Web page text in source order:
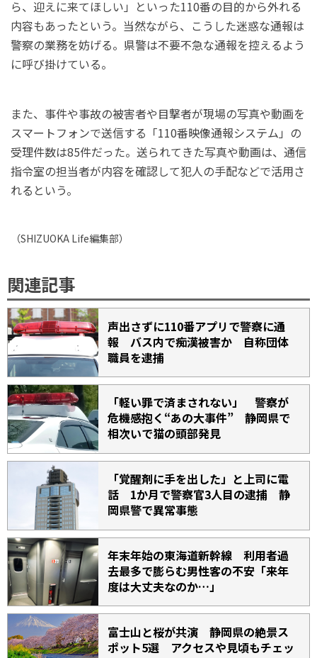
ら、迎えに来てほしい」といった110番の目的から外れる
内容もあったという。当然ながら、こうした迷惑な通報は
警察の業務を妨げる。県警は不要不急な通報を控えるよう
に呼び掛けている。
また、事件や事故の被害者や目撃者が現場の写真や動画を
スマートフォンで送信する「110番映像通報システム」の
受理件数は85件だった。送られてきた写真や動画は、通信
指令室の担当者が内容を確認して犯人の手配などで活用さ
れるという。
（SHIZUOKA Life編集部）
関連記事
声出さずに110番アプリで警察に通
報 バス内で痴漢被害か 自称団体
職員を逮捕
「軽い罪で済まされない」 警察が
危機感抱く“あの大事件” 静岡県で
相次いで猫の頭部発見
「覚醒剤に手を出した」と上司に電
話 1か月で警察官3人目の逮捕 静
岡県警で異常事態
年末年始の東海道新幹線 利用者過
去最多で膨らむ男性客の不安「来年
度は大丈夫なのか…」
富士山と桜が共演 静岡県の絶景ス
ポット5選 アクセスや見頃もチェッ